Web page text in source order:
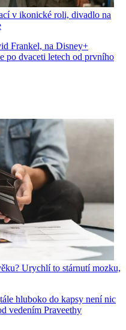
v ikonické roli, divadlo na
Frankel, na Disney+
po dvaceti letech od prvního
Urychlí to stárnutí mozku,
hluboko do kapsy není nic
vedením Praveethy